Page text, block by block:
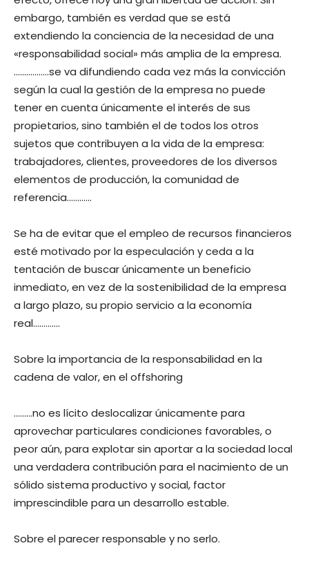
embargo, también es verdad que se está
extendiendo la conciencia de la necesidad de una
«responsabilidad social» más amplia de la empresa.
……………..se va difundiendo cada vez más la convicción
según la cual la gestión de la empresa no puede
tener en cuenta únicamente el interés de sus
propietarios, sino también el de todos los otros
sujetos que contribuyen a la vida de la empresa:
trabajadores, clientes, proveedores de los diversos
elementos de producción, la comunidad de
referencia…………
Se ha de evitar que el empleo de recursos financieros
esté motivado por la especulación y ceda a la
tentación de buscar únicamente un beneficio
inmediato, en vez de la sostenibilidad de la empresa
a largo plazo, su propio servicio a la economía
real………….
Sobre la importancia de la responsabilidad en la
cadena de valor, en el offshoring
………no es lícito deslocalizar únicamente para
aprovechar particulares condiciones favorables, o
peor aún, para explotar sin aportar a la sociedad local
una verdadera contribución para el nacimiento de un
sólido sistema productivo y social, factor
imprescindible para un desarrollo estable.
Sobre el parecer responsable y no serlo.